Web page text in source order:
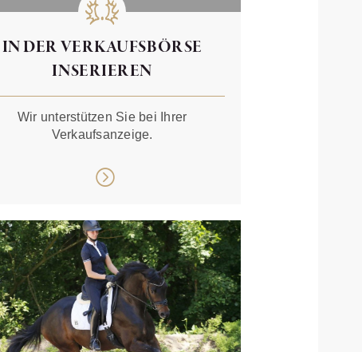
IN DER VERKAUFSBÖRSE
INSERIEREN
Wir unterstützen Sie bei Ihrer
Verkaufsanzeige.